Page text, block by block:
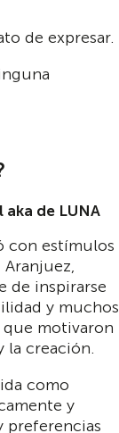
de expresar.
aka de LUNA
con estímulos
de inspirarse
y muchos
motivaron
la creación.
como
y
preferencias